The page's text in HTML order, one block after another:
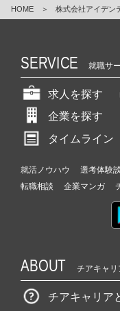
HOME ＞ 株式会社アイデン
SERVICE 就職サ
求人を探す
企業を探す
タイムライン
就活ノウハウ 選考体験談
転職相談
企業マンガ
ABOUT チアキャリ
チアキャリア